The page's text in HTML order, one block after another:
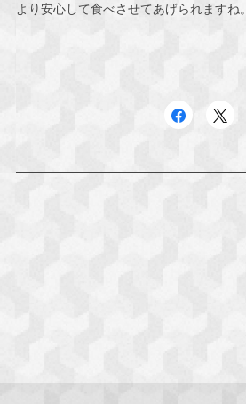
より安心して食べさせてあげられますね。